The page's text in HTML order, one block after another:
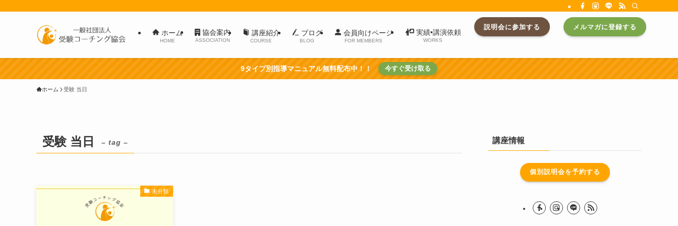
ホーム
HOME
協会案内
ASSOCIATION
講座紹介
COURSE
ブログ
BLOG
会員向けページ
FOR MEMBERS
実績•講演依頼
WORKS
説明会に参加する メルマガに登録する
9タイプ別指導マニュアル無料配布中！！ 今すぐ受け取る
ホーム 受験 当日
受験 当日 – tag –
未分類
講座情報
個別説明会を予約する